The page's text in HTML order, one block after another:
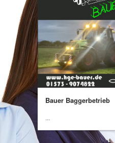
Stellenangebote
Bauer Baggerbetrieb
...